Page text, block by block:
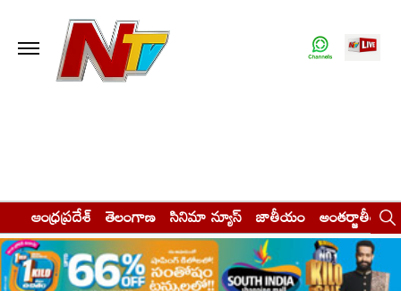
ఆంధ్రప్రదేశ్ తెలంగాణ సినిమా న్యూస్ జాతీయం అంతర్జాతీయం